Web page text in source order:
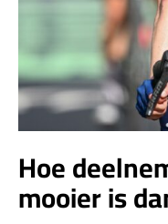
Hoe
mooier is